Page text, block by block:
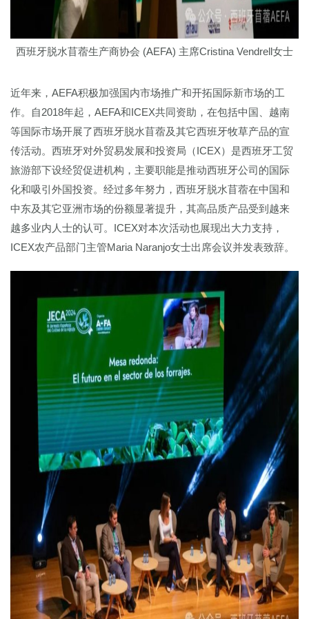
西班牙脱水苜蓿生产商协会 (AEFA) 主席Cristina Vendrell女士
近年来，AEFA积极加强国内市场推广和开拓国际新市场的工
作。自2018年起，AEFA和ICEX共同资助，在包括中国、越南
等国际市场开展了西班牙脱水苜蓿及其它西班牙牧草产品的宣
传活动。西班牙对外贸易发展和投资局（ICEX）是西班牙工贸
旅游部下设经贸促进机构，主要职能是推动西班牙公司的国际
化和吸引外国投资。经过多年努力，西班牙脱水苜蓿在中国和
中东及其它亚洲市场的份额显著提升，其高品质产品受到越来
越多业内人士的认可。ICEX对本次活动也展现出大力支持，
ICEX农产品部门主管Maria Naranjo女士出席会议并发表致辞。